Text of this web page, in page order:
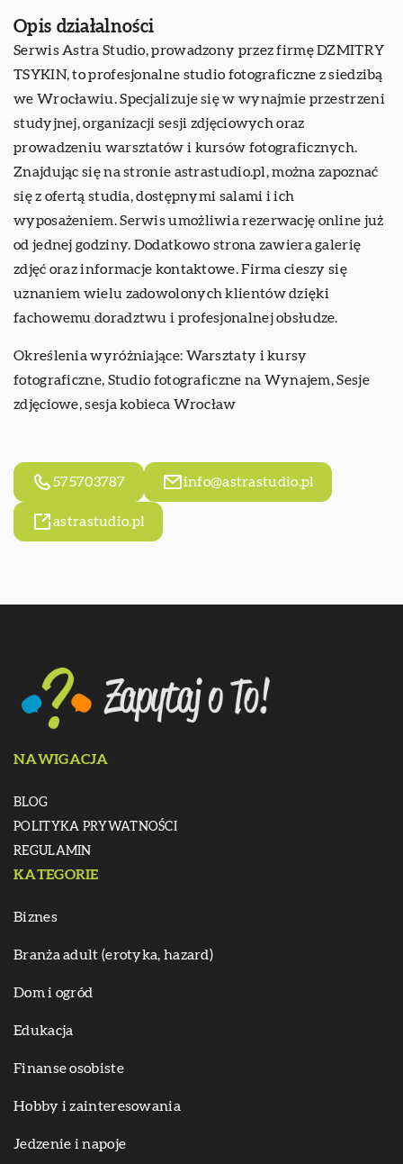
Opis działalności
Serwis Astra Studio, prowadzony przez firmę DZMITRY
TSYKIN, to profesjonalne studio fotograficzne z siedzibą
we Wrocławiu. Specjalizuje się w wynajmie przestrzeni
studyjnej, organizacji sesji zdjęciowych oraz
prowadzeniu warsztatów i kursów fotograficznych.
Znajdując się na stronie astrastudio.pl, można zapoznać
się z ofertą studia, dostępnymi salami i ich
wyposażeniem. Serwis umożliwia rezerwację online już
od jednej godziny. Dodatkowo strona zawiera galerię
zdjęć oraz informacje kontaktowe. Firma cieszy się
uznaniem wielu zadowolonych klientów dzięki
fachowemu doradztwu i profesjonalnej obsłudze.
Określenia wyróżniające: Warsztaty i kursy
fotograficzne, Studio fotograficzne na Wynajem, Sesje
zdjęciowe,sesja kobieca Wrocław
575703787 info@astrastudio.pl
astrastudio.pl
NAWIGACJA
BLOG
POLITYKA PRYWATNOŚCI
REGULAMIN
KATEGORIE
Biznes
Branża adult (erotyka, hazard)
Dom i ogród
Edukacja
Finanse osobiste
Hobby i zainteresowania
Jedzenie i napoje